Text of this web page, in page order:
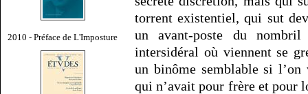
2010 - Préface de L'Imposture
torrent existentiel, qui sut
un avant-poste du
intersidéral où viennent se
un binôme semblable si
qui n’avait pour frère et pour